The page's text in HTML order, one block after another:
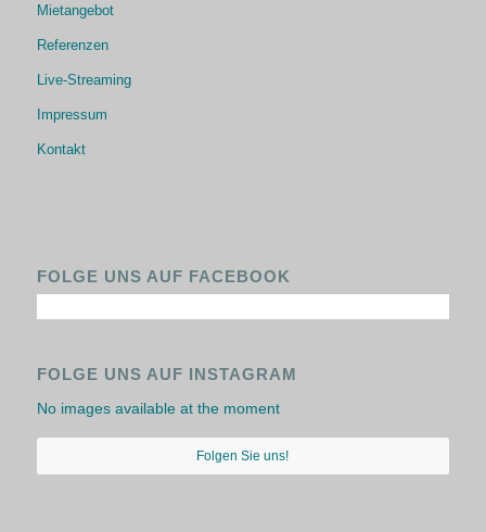
Mietangebot
Referenzen
Live-Streaming
Impressum
Kontakt
FOLGE UNS AUF FACEBOOK
FOLGE UNS AUF INSTAGRAM
No images available at the moment
Folgen Sie uns!